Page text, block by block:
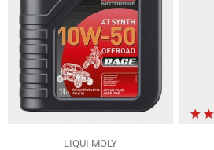
LIQUI MOLY